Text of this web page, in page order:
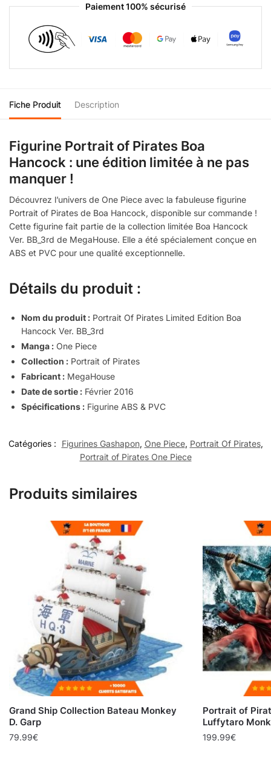
Paiement 100% sécurisé
Fiche Produit Description
Figurine Portrait of Pirates Boa
Hancock : une édition limitée à ne pas
manquer !
Découvrez l’univers de One Piece avec la fabuleuse figurine
Portrait of Pirates de Boa Hancock, disponible sur commande !
Cette figurine fait partie de la collection limitée Boa Hancock
Ver. BB_3rd de MegaHouse. Elle a été spécialement conçue en
ABS et PVC pour une qualité exceptionnelle.
Détails du produit :
Nom du produit : Portrait Of Pirates Limited Edition Boa
Hancock Ver. BB_3rd
Manga : One Piece
Collection : Portrait of Pirates
Fabricant : MegaHouse
Date de sortie : Février 2016
Spécifications : Figurine ABS & PVC
Catégories : Figurines Gashapon, One Piece, Portrait Of Pirates,
Portrait of Pirates One Piece
Produits similaires
Grand Ship Collection Bateau Monkey
D. Garp
79.99€
Portrait of
Luffytaro
199.99€